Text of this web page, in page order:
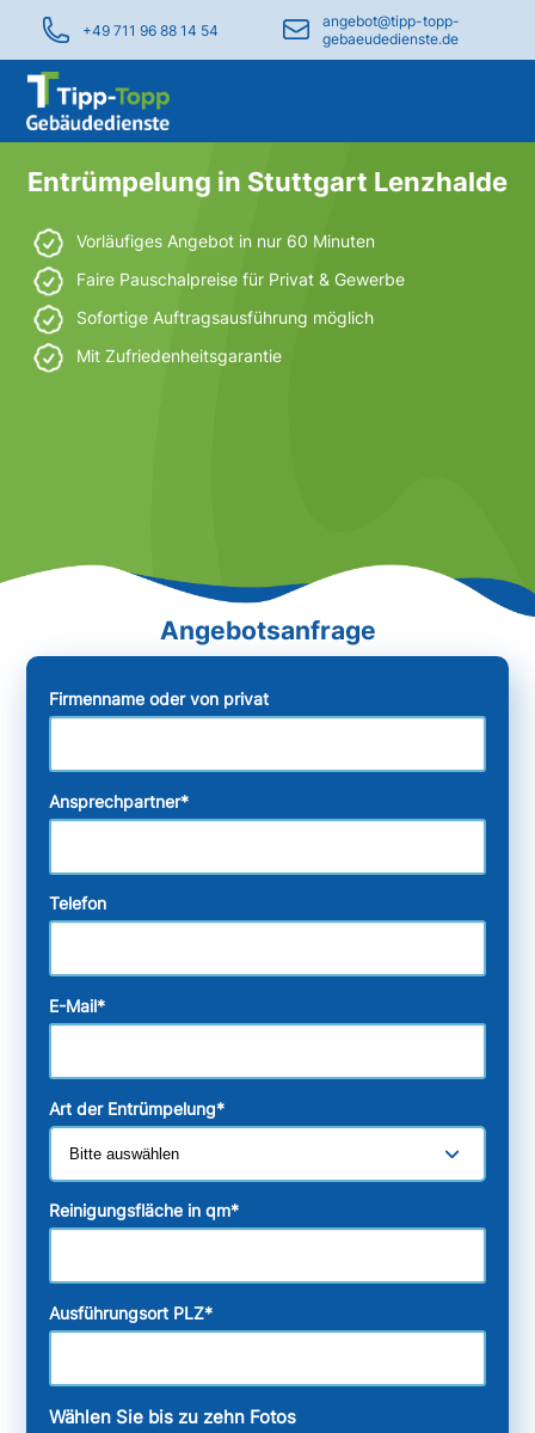
+49 711 96 88 14 54
angebot@tipp-topp-
gebaeudedienste.de
Entrümpelung in Stuttgart Lenzhalde
Vorläufiges Angebot in nur 60 Minuten
Faire Pauschalpreise für Privat & Gewerbe
Sofortige Auftragsausführung möglich
Mit Zufriedenheitsgarantie
Firmenname oder von privat
Ansprechpartner*
Telefon
E-Mail*
Art der Entrümpelung*
Reinigungsfläche in qm*
Ausführungsort PLZ*
Wählen Sie bis zu zehn Fotos